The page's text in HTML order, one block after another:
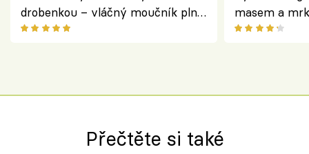
drobenkou – vláčný moučník plný
ovoce
masem a
salátem –
Přečtěte si také